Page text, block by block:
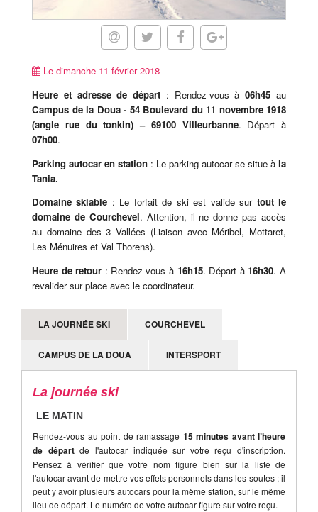
Le dimanche 11 février 2018
Heure et adresse de départ : Rendez-vous à06h45 au
Campus de la Doua - 54 Boulevard du 11 novembre 1918
(angle rue du tonkin)– 69100 Villeurbanne. Départ à
07h00.
Parking autocar en station : Le parking autocar se situe à la
Tania.
Domaine skiable : Le forfait de ski est valide sur tout le
domaine de Courchevel. Attention, il ne donne pas accès
au domaine des 3 Vallées (Liaison avec Méribel, Mottaret,
Les Ménuires et Val Thorens).
Heure de retour : Rendez-vous à 16h15. Départ à16h30. A
revalider sur place avec le coordinateur.
LA JOURNÉE SKI COURCHEVEL
CAMPUS DE LA DOUA INTERSPORT
La journée ski
LE MATIN
Rendez-vous au point de ramassage 15 minutes avant l’heure
de départde l'autocar indiquée sur votre reçu d'inscription.
Pensez à vérifier que votre nom figure bien sur la liste de
l'autocar avant de mettre vos effets personnels dans les soutes ; il
peut y avoir plusieurs autocars pour la même station, sur le même
lieu de départ. Le numéro de votre autocar figure sur votre reçu.